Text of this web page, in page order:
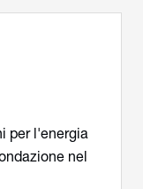
per l'energia
nel